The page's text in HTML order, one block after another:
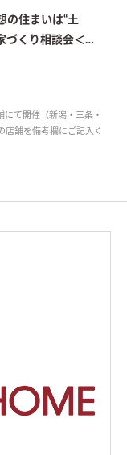
の住まいは“土
づくり相談会＜予
にて開催（新潟・三条・
舗を備考欄にご記入く